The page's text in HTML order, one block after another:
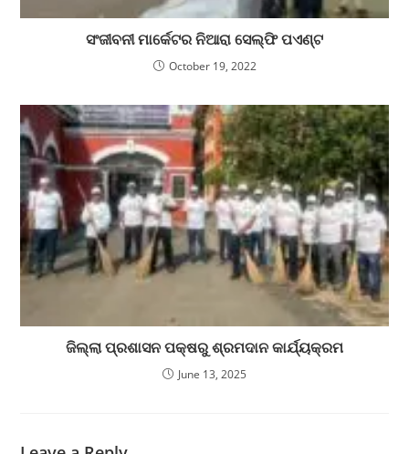
ସଂଜୀବନୀ ମାର୍କେଟର ନିଆରା ସେଲ୍ଫି ପଏଣ୍ଟ
October 19, 2022
ଜିଲ୍ଲା ପ୍ରଶାସନ ପକ୍ଷରୁ ଶ୍ରମଦାନ କାର୍ଯ୍ୟକ୍ରମ
June 13, 2025